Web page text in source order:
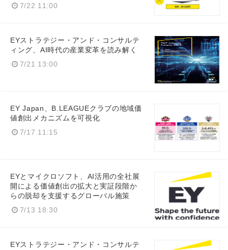
7/22 11:00
EYストラテジー・アンド・コンサルテ
ィング、AI時代の産業変革を読み解く
7/21 13:00
EY Japan、B.LEAGUEクラブの地域価
値創出メカニズムを可視化
7/17 11:15
EYとマイクロソフト、AI活用の全社展
開による価値創出の拡大と実証段階か
らの脱却を支援するグローバル施策
7/13 18:30
EYストラテジー・アンド・コンサルテ
Japanese